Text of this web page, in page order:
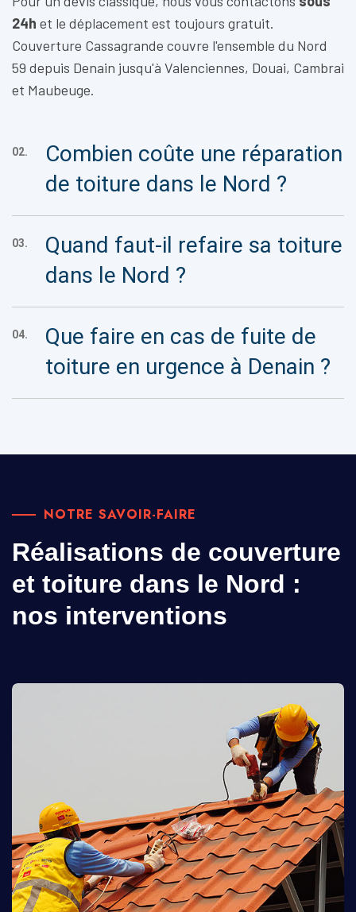
24h et le déplacement est toujours gratuit.
Couverture Cassagrande couvre l'ensemble du Nord
59 depuis Denain jusqu'à Valenciennes, Douai, Cambrai
et Maubeuge.
02.
Combien coûte une réparation
de toiture dans le Nord ?
03.
Quand faut-il refaire sa toiture
dans le Nord ?
04.
Que faire en cas de fuite de
toiture en urgence à Denain ?
NOTRE SAVOIR-FAIRE
Réalisations de couverture
et toiture dans le Nord :
nos interventions